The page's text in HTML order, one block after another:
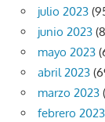
julio 2023
junio 2023
mayo 2023
abril 2023
marzo 2023
febrero 2023